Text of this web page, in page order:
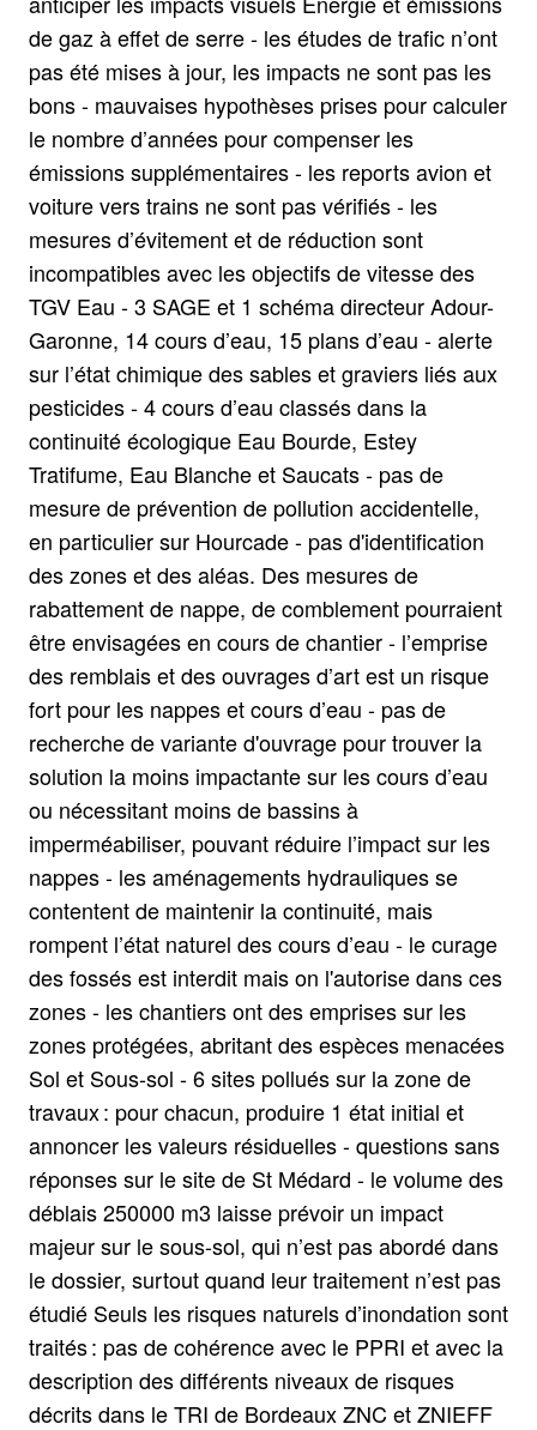
de gaz à effet de serre - les études de trafic n’ont
pas été mises à jour, les impacts ne sont pas les
bons - mauvaises hypothèses prises pour calculer
le nombre d’années pour compenser les
émissions supplémentaires - les reports avion et
voiture vers trains ne sont pas vérifiés - les
mesures d’évitement et de réduction sont
incompatibles avec les objectifs de vitesse des
TGV Eau - 3 SAGE et 1 schéma directeur Adour-
Garonne, 14 cours d’eau, 15 plans d’eau - alerte
sur l’état chimique des sables et graviers liés aux
pesticides - 4 cours d’eau classés dans la
continuité écologique Eau Bourde, Estey
Tratifume, Eau Blanche et Saucats - pas de
mesure de prévention de pollution accidentelle,
en particulier sur Hourcade - pas d'identification
des zones et des aléas. Des mesures de
rabattement de nappe, de comblement pourraient
être envisagées en cours de chantier - l’emprise
des remblais et des ouvrages d’art est un risque
fort pour les nappes et cours d’eau - pas de
recherche de variante d'ouvrage pour trouver la
solution la moins impactante sur les cours d’eau
ou nécessitant moins de bassins à
imperméabiliser, pouvant réduire l’impact sur les
nappes - les aménagements hydrauliques se
contentent de maintenir la continuité, mais
rompent l’état naturel des cours d’eau - le curage
des fossés est interdit mais on l'autorise dans ces
zones - les chantiers ont des emprises sur les
zones protégées, abritant des espèces menacées
Sol et Sous-sol - 6 sites pollués sur la zone de
travaux : pour chacun, produire 1 état initial et
annoncer les valeurs résiduelles - questions sans
réponses sur le site de St Médard - le volume des
déblais 250000 m3 laisse prévoir un impact
majeur sur le sous-sol, qui n’est pas abordé dans
le dossier, surtout quand leur traitement n’est pas
étudié Seuls les risques naturels d’inondation sont
traités : pas de cohérence avec le PPRI et avec la
description des différents niveaux de risques
décrits dans le TRI de Bordeaux ZNC et ZNIEFF